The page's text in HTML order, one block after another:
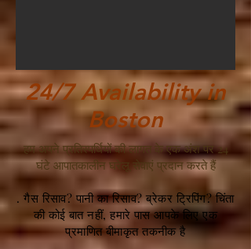
24/7 Availability in
Boston
हम अपने प्रतिस्पर्धियों की लागत के एक अंश पर 24
घंटे आपातकालीन घरेलू सेवाएं प्रदान करते हैं
. गैस रिसाव? पानी का रिसाव? ब्रेकर ट्रिपिंग? चिंता
की कोई बात नहीं, हमारे पास आपके लिए एक
प्रमाणित बीमाकृत तकनीक है